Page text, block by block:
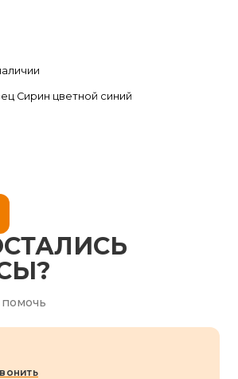
Сирин цветной синий